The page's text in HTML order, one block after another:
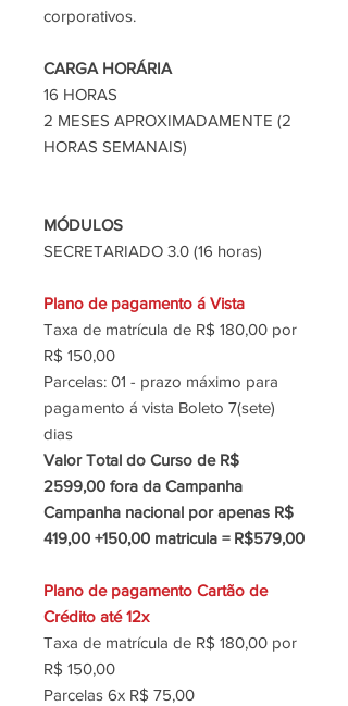
corporativos.
CARGA HORÁRIA
16 HORAS
2 MESES APROXIMADAMENTE (2
HORAS SEMANAIS)
MÓDULOS
SECRETARIADO 3.0 (16 horas)
Plano de pagamento á Vista
Taxa de matrícula de R$ 180,00 por
R$ 150,00
Parcelas: 01 - prazo máximo para
pagamento á vista Boleto 7(sete)
dias
Valor Total do Curso de R$
2599,00 fora da Campanha
Campanha nacional por apenas R$
419,00 +150,00 matricula = R$579,00
Plano de pagamento Cartão de
Crédito até 12x
Taxa de matrícula de R$ 180,00 por
R$ 150,00
Parcelas 6x R$ 75,00